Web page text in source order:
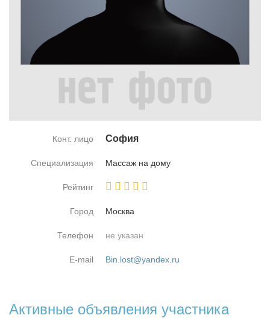
Конт. лицо Со­фия
Специализация Мас­саж на до­му
Рейтинг
Город Москва
Телефон не указан
E-mail Bin.lost@yandex.ru
Активные объявления участника